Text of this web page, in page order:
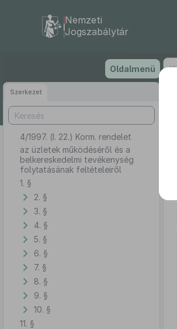
tartalomra
Nemzeti
Jogszabálytár
Oldalmenü
Szerkezet
4/1997. (I. 22.) Korm. rendelet
az üzletek működéséről és a
belkereskedelmi tevékenység
folytatásának feltételeiről
1. §
2. §
3. §
4. §
5. §
6. §
7. §
8. §
9. §
10. §
11. §